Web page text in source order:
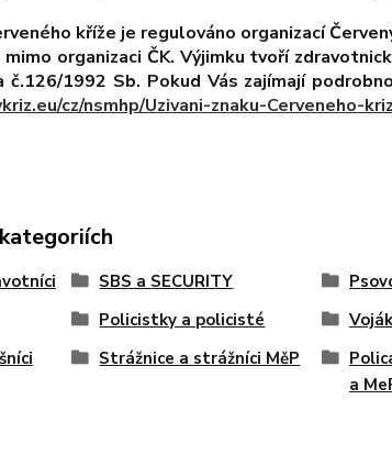
kříže je regulováno organizací
organizaci ČK. Výjimku tvoří
č.126/1992 Sb. Pokud Vás zajímají
cz/nsmhp/Uzivani-znaku-Cerveneho-
SBS a SECURITY
Policistky a policisté
Strážnice a strážníci MěP
a